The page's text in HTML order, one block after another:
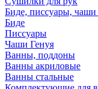
Биде, писсуары, чаши
Биде
Писсуары
Чаши Генуя
Ванны, поддоны
Ванны акриловые
Ванны стальные